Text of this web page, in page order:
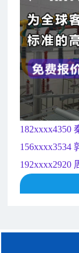
182xxxx4350
156xxxx3534
192xxxx2920
189xxxx6562
135xxxx6654
182xxxx4350
156xxxx3534
192xxxx2920
189xxxx6562